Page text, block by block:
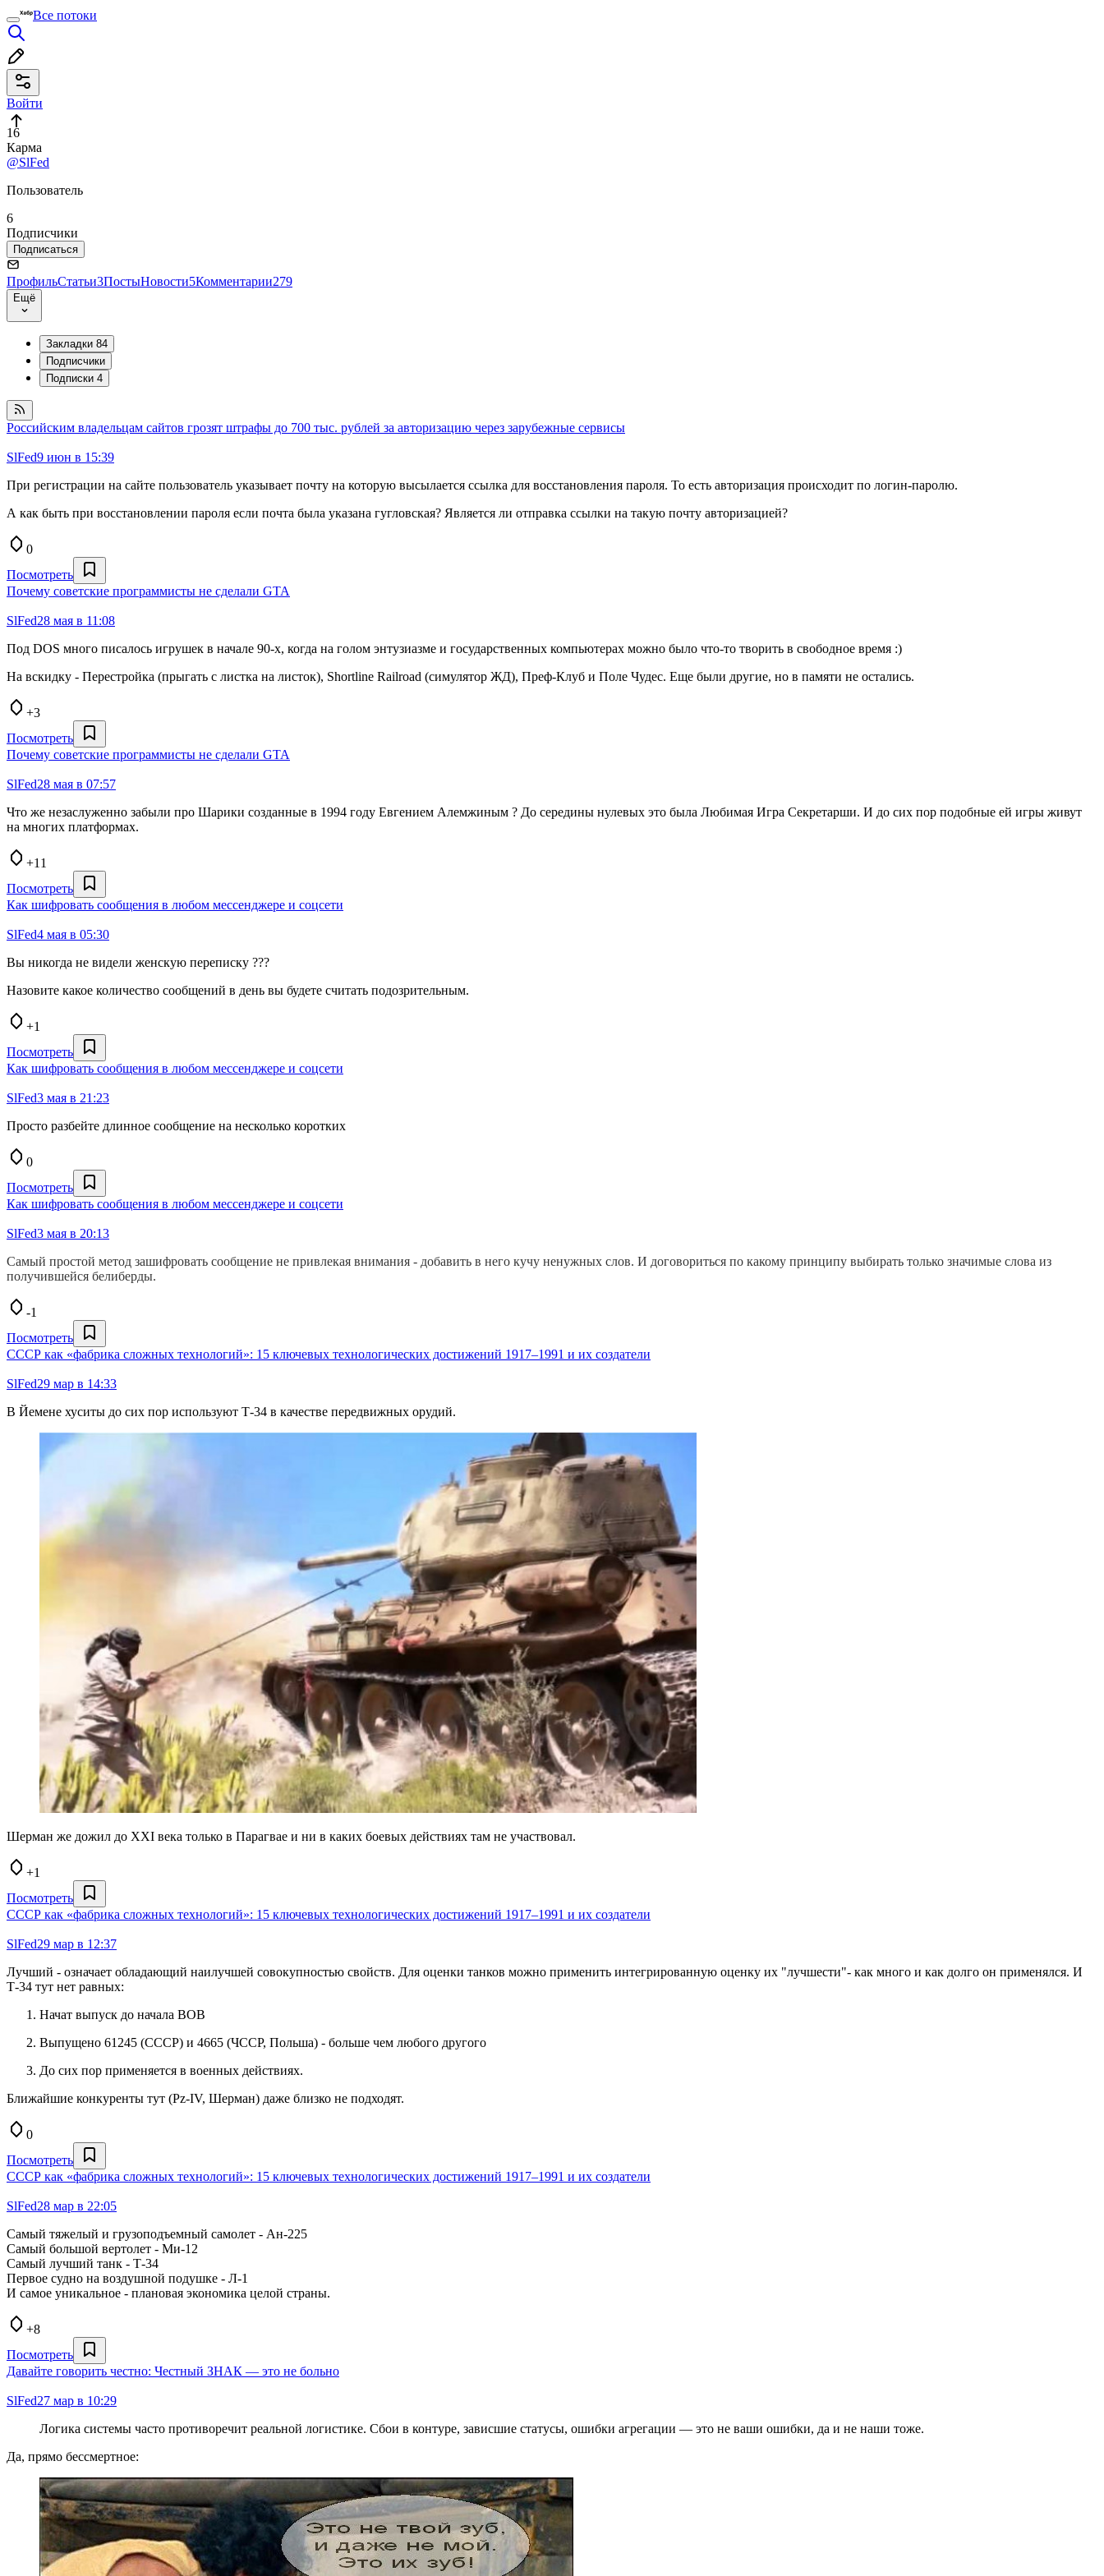
Все потоки
Войти
16
Карма
@SlFed
Пользователь
6
Подписчики
Подписаться
ПрофильСтатьи3ПостыНовости5Комментарии279
Ещё
Закладки 84
Подписчики
Подписки 4
Российским владельцам сайтов грозят штрафы до 700 тыс. рублей за авторизацию через зарубежные сервисы
SlFed9 июн в 15:39
При регистрации на сайте пользователь указывает почту на которую высылается ссылка для восстановления пароля. То есть авторизация происходит по логин-паролю.
А как быть при восстановлении пароля если почта была указана гугловская? Является ли отправка ссылки на такую почту авторизацией?
0
Посмотреть
Почему советские программисты не сделали GTA
SlFed28 мая в 11:08
Под DOS много писалось игрушек в начале 90-х, когда на голом энтузиазме и государственных компьютерах можно было что-то творить в свободное время :)
На вскидку - Перестройка (прыгать с листка на листок), Shortline Railroad (симулятор ЖД), Преф-Клуб и Поле Чудес. Еще были другие, но в памяти не остались.
+3
Посмотреть
Почему советские программисты не сделали GTA
SlFed28 мая в 07:57
Что же незаслуженно забыли про Шарики созданные в 1994 году Евгением Алемжиным ? До середины нулевых это была Любимая Игра Секретарши. И до сих пор подобные ей игры живут
на многих платформах.
+11
Посмотреть
Как шифровать сообщения в любом мессенджере и соцсети
SlFed4 мая в 05:30
Вы никогда не видели женскую переписку ???
Назовите какое количество сообщений в день вы будете считать подозрительным.
+1
Посмотреть
Как шифровать сообщения в любом мессенджере и соцсети
SlFed3 мая в 21:23
Просто разбейте длинное сообщение на несколько коротких
0
Посмотреть
Как шифровать сообщения в любом мессенджере и соцсети
SlFed3 мая в 20:13
Самый простой метод зашифровать сообщение не привлекая внимания - добавить в него кучу ненужных слов. И договориться по какому принципу выбирать только значимые слова из
получившейся белиберды.
-1
Посмотреть
СССР как «фабрика сложных технологий»: 15 ключевых технологических достижений 1917–1991 и их создатели
SlFed29 мар в 14:33
В Йемене хуситы до сих пор используют Т-34 в качестве передвижных орудий.
Шерман же дожил до XXI века только в Парагвае и ни в каких боевых действиях там не участвовал.
+1
Посмотреть
СССР как «фабрика сложных технологий»: 15 ключевых технологических достижений 1917–1991 и их создатели
SlFed29 мар в 12:37
Лучший - означает обладающий наилучшей совокупностью свойств. Для оценки танков можно применить интегрированную оценку их "лучшести"- как много и как долго он применялся. И
Т-34 тут нет равных:
Начат выпуск до начала ВОВ
Выпущено 61245 (СССР) и 4665 (ЧССР, Польша) - больше чем любого другого
До сих пор применяется в военных действиях.
Ближайшие конкуренты тут (Pz-IV, Шерман) даже близко не подходят.
0
Посмотреть
СССР как «фабрика сложных технологий»: 15 ключевых технологических достижений 1917–1991 и их создатели
SlFed28 мар в 22:05
Самый тяжелый и грузоподъемный самолет - Ан-225
Самый большой вертолет - Ми-12
Самый лучший танк - Т-34
Первое судно на воздушной подушке - Л-1
И самое уникальное - плановая экономика целой страны.
+8
Посмотреть
Давайте говорить честно: Честный ЗНАК — это не больно
SlFed27 мар в 10:29
Логика системы часто противоречит реальной логистике. Сбои в контуре, зависшие статусы, ошибки агрегации — это не ваши ошибки, да и не наши тоже.
Да, прямо бессмертное: